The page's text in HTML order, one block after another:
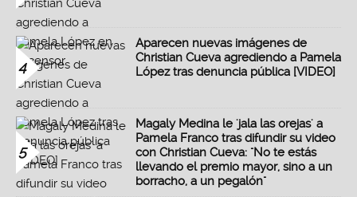
4
Aparecen nuevas imágenes de
Christian Cueva agrediendo a Pamela
López tras denuncia pública [VIDEO]
5
Magaly Medina le 'jala las orejas' a
Pamela Franco tras difundir su video
con Christian Cueva: "No te estás
llevando el premio mayor, sino a un
borracho, a un pegalón"